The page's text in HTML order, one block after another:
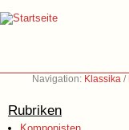
Navigation: Klassika /
Rubriken